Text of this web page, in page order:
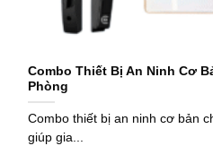
Combo Thiết Bị An Ninh Cơ
Phòng
Combo thiết bị an ninh cơ bản
giúp gia...